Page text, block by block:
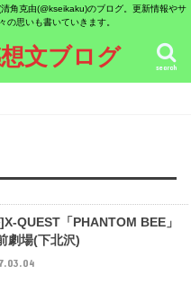
角克由(@kseikaku)のブログ。更新情報やサ
の思いも書いていきます。
文ブログ search
QUEST「PHANTOM BEE」
劇場(下北沢)